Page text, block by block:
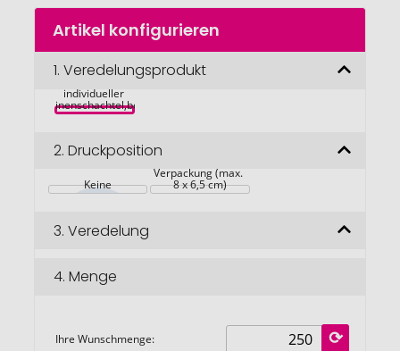
Zum
Anfang
Bildgalerie
springen
Artikel konfigurieren
1. Veredelungsprodukt
- Lindt-Osterhase mit
10 Eiern, auch in
individueller
Pralinenschachtel,beige
2. Druckposition
Keine
Verpackung (max.
8 x 6,5 cm)
3. Veredelung
4. Menge
Ihre Wunschmenge: